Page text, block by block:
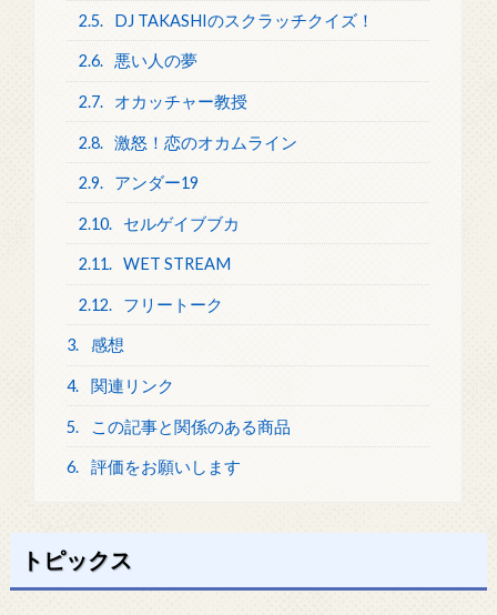
2.5. DJ TAKASHIのスクラッチクイズ！
2.6. 悪い人の夢
2.7. オカッチャー教授
2.8. 激怒！恋のオカムライン
2.9. アンダー19
2.10. セルゲイブブカ
2.11. WET STREAM
2.12. フリートーク
3. 感想
4. 関連リンク
5. この記事と関係のある商品
6. 評価をお願いします
トピックス